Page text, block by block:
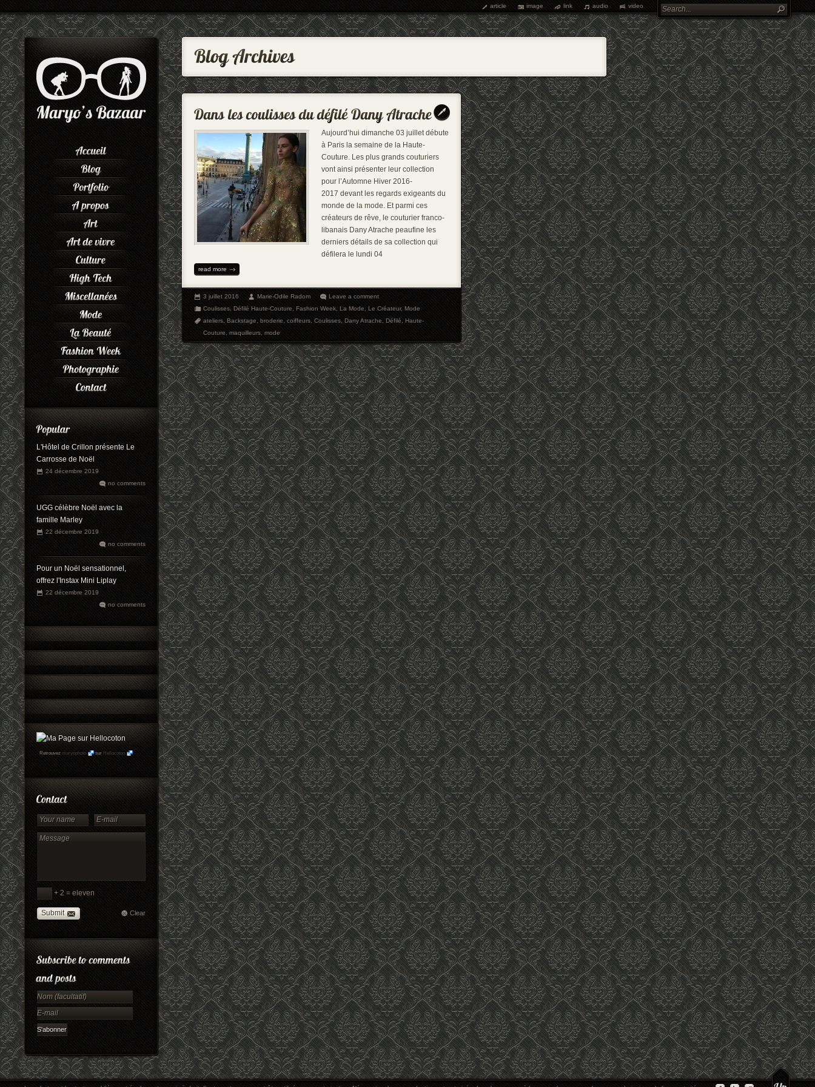
article image link audio video
L'Hôtel de Crillon présente Le
Carrosse de Noël
24 décembre 2019
no comments
UGG célèbre Noël avec la
famille Marley
22 décembre 2019
no comments
Pour un Noël sensationnel,
offrez l'Instax Mini Liplay
22 décembre 2019
no comments
Retrouvez maryophoto sur Hellocoton
+ 2 = eleven
Submit Clear
Aujourd’hui dimanche 03 juillet débute
à Paris la semaine de la Haute-
Couture. Les plus grands couturiers
vont ainsi présenter leur collection
pour l’Automne Hiver 2016-
2017 devant les regards exigeants du
monde de la mode. Et parmi ces
créateurs de rêve, le couturier franco-
libanais Dany Atrache peaufine les
derniers détails de sa collection qui
défilera le lundi 04
read more
3 juillet 2016 Marie-Odile Radom
Leave a comment
Coulisses,Défilé Haute-Couture,Fashion Week,La Mode,Le Créateur,Mode
ateliers,Backstage,broderie,coiffeurs,Coulisses,Dany Atrache,Défilé,Haute-
Couture,maquilleurs,mode